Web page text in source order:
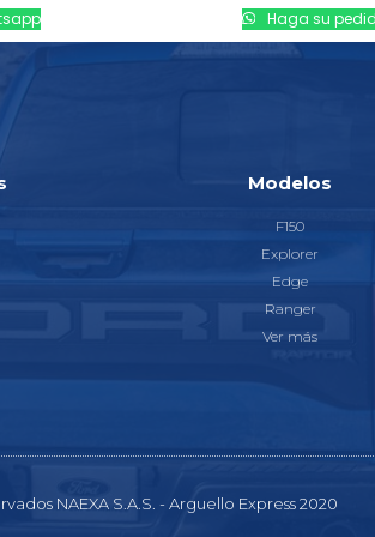
Haga su
Modelos
F150
Explorer
Edge
Ranger
Ver más
NAEXA S.A.S. - Arguello Express 2020